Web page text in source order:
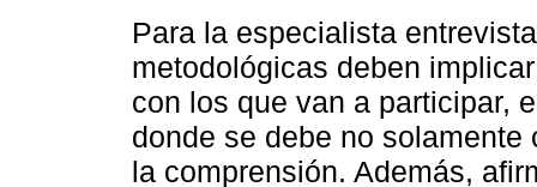
Para la especialista
metodológicas deben
con los que van a participar,
donde se debe no
la comprensión. Además,